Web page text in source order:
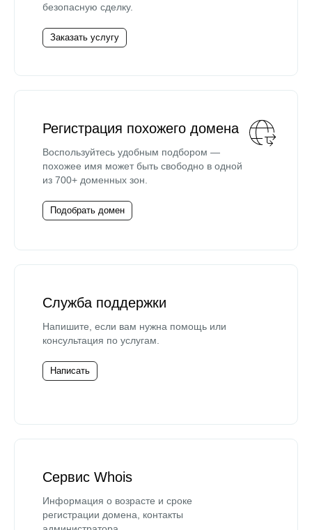
безопасную сделку.
Заказать услугу
Регистрация похожего домена
Воспользуйтесь удобным подбором —
похожее имя может быть свободно в одной
из 700+ доменных зон.
Подобрать домен
Служба поддержки
Напишите, если вам нужна помощь или
консультация по услугам.
Написать
Сервис Whois
Информация о возрасте и сроке
регистрации домена, контакты